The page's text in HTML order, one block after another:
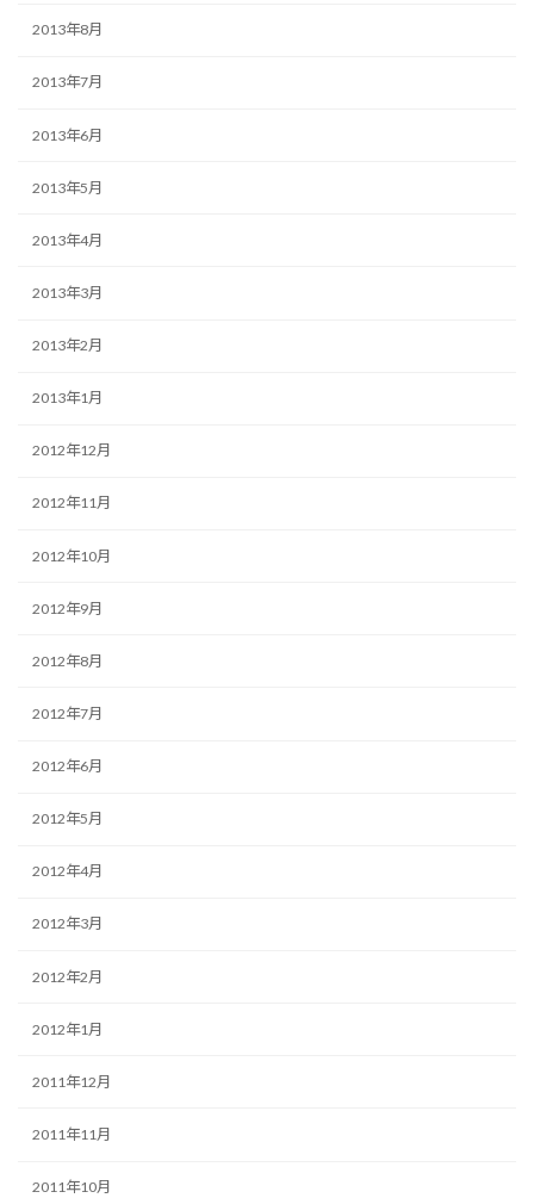
2013年8月
2013年7月
2013年6月
2013年5月
2013年4月
2013年3月
2013年2月
2013年1月
2012年12月
2012年11月
2012年10月
2012年9月
2012年8月
2012年7月
2012年6月
2012年5月
2012年4月
2012年3月
2012年2月
2012年1月
2011年12月
2011年11月
2011年10月